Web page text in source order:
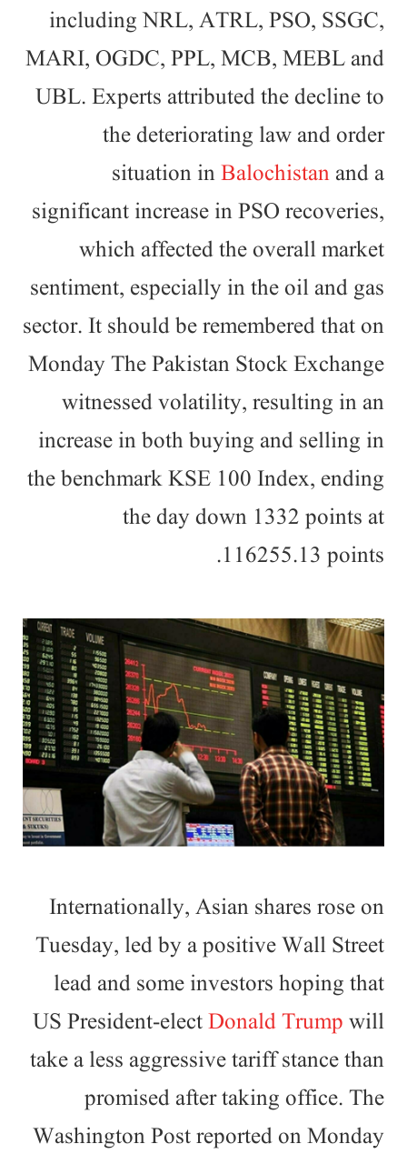
including NRL, ATRL, PSO, SSGC,
MARI, OGDC, PPL, MCB, MEBL and
UBL. Experts attributed the decline to
the deteriorating law and order
situation inBalochistan and a
significant increase in PSO recoveries,
which affected the overall market
sentiment, especially in the oil and gas
sector. It should be remembered that on
Monday The Pakistan Stock Exchange
witnessed volatility, resulting in an
increase in both buying and selling in
the benchmark KSE 100 Index, ending
the day down 1332 points at
116255.13 points.
Internationally, Asian shares rose on
Tuesday, led by a positive Wall Street
lead and some investors hoping that
US President-electDonald Trump will
take a less aggressive tariff stance than
promised after taking office. The
Washington Post reported on Monday